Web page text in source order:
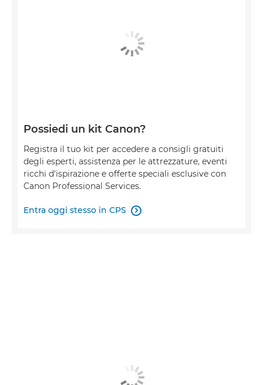
Possiedi un kit Canon?
Registra il tuo kit per accedere a consigli gratuiti
degli esperti, assistenza per le attrezzature, eventi
ricchi d'ispirazione e offerte speciali esclusive con
Canon Professional Services.
Entra oggi stesso in CPS 